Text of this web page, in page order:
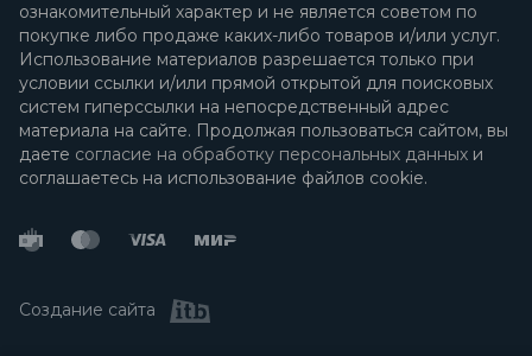
ознакомительный характер и не является советом по
покупке либо продаже каких-либо товаров и/или услуг.
Использование материалов разрешается только при
условии ссылки и/или прямой открытой для поисковых
систем гиперссылки на непосредственный адрес
материала на сайте. Продолжая пользоваться сайтом, вы
даете согласие на обработку персональных данных и
соглашаетесь на использование файлов cookie.
Создание сайта